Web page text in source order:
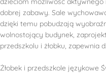
dobrej zabawy. Sale
dzięki temu pobudzają
wolnostojący budynek,
przedszkolu i żłobku, zapewnia
Żłobek i przedszkole językowe